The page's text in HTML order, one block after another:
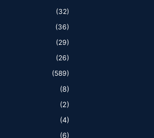
(32)
(36)
(29)
(26)
(589)
(8)
(2)
(4)
(6)